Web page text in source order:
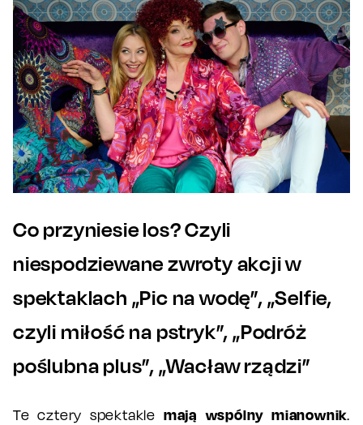
Co przyniesie los? Czyli
niespodziewane zwroty akcji w
spektaklach „Pic na wodę”, „Selfie,
czyli miłość na pstryk”, „Podróż
poślubna plus”, „Wacław rządzi”
Te cztery spektakle mają wspólny mianownik.